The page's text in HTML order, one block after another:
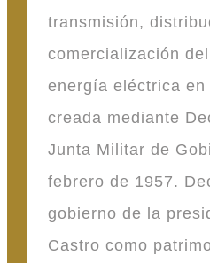
transmisión,
comercialización
energía eléctrica en
creada mediante
Junta Militar de
febrero de 1957.
gobierno de la
Castro como